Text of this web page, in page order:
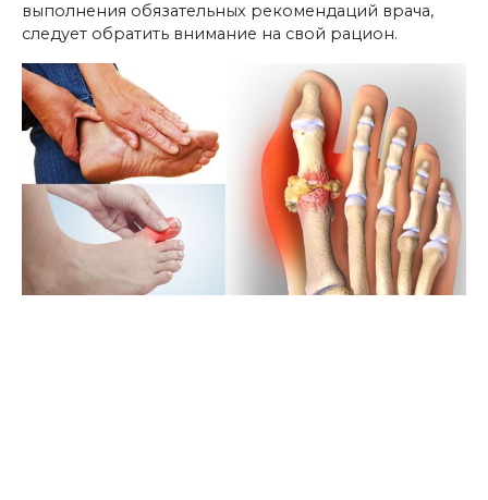
выполнения обязательных рекомендаций врача,
следует обратить внимание на свой рацион.